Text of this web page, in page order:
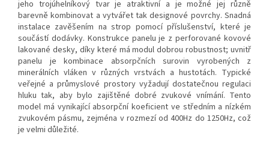
jeho trojúhelníkový tvar je atraktivní a je možné jej různě
barevně kombinovat a vytvářet tak designové povrchy. Snadná
instalace zavěšením na strop pomocí příslušenství, které je
součástí dodávky. Konstrukce panelu je z perforované kovové
lakované desky, díky které má modul dobrou robustnost; uvnitř
panelu je kombinace absorpčních surovin vyrobených z
minerálních vláken v různých vrstvách a hustotách. Typické
veřejné a průmyslové prostory vyžadují dostatečnou regulaci
hluku tak, aby bylo zajištěné dobré zvukové vnímání. Tento
model má vynikající absorpční koeficient ve středním a nízkém
zvukovém pásmu, zejména v rozmezí od 400Hz do 1250Hz, což
je velmi důležité.